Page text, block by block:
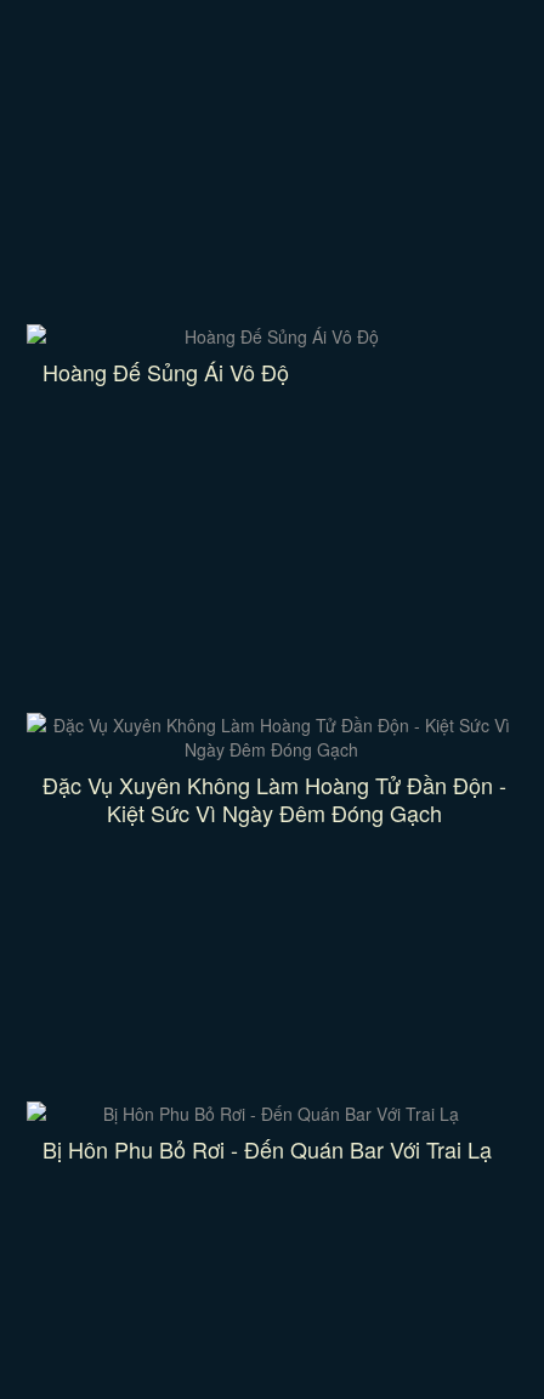
Hoàng Đế Sủng Ái Vô Độ
Đặc Vụ Xuyên Không Làm Hoàng Tử Đần Độn -
Kiệt Sức Vì Ngày Đêm Đóng Gạch
Bị Hôn Phu Bỏ Rơi - Đến Quán Bar Với Trai Lạ